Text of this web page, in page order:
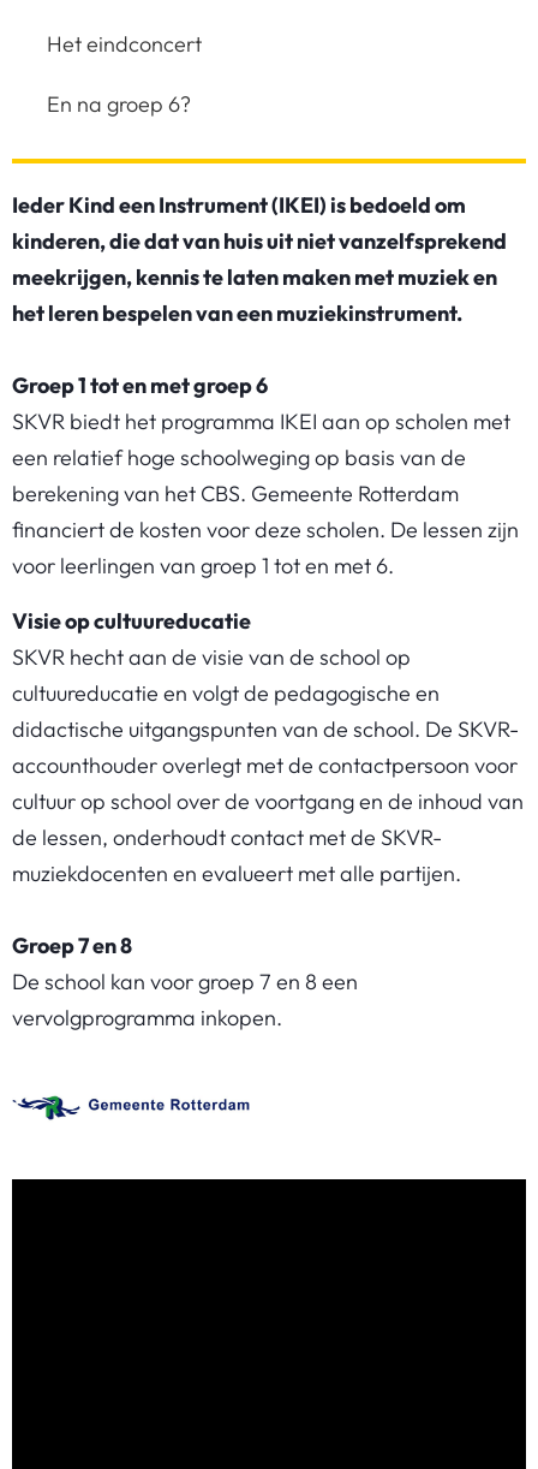
Het eindconcert
En na groep 6?
Ieder Kind een Instrument (IKEI) is bedoeld om
kinderen, die dat van huis uit niet vanzelfsprekend
meekrijgen, kennis te laten maken met muziek en
het leren bespelen van een muziekinstrument.
Groep 1 tot en met groep 6
SKVR biedt het programma IKEI aan op scholen met
een relatief hoge schoolweging op basis van de
berekening van het CBS. Gemeente Rotterdam
financiert de kosten voor deze scholen. De lessen zijn
voor leerlingen van groep 1 tot en met 6.
Visie op cultuureducatie
SKVR hecht aan de visie van de school op
cultuureducatie en volgt de pedagogische en
didactische uitgangspunten van de school. De SKVR-
accounthouder overlegt met de contactpersoon voor
cultuur op school over de voortgang en de inhoud van
de lessen, onderhoudt contact met de SKVR-
muziekdocenten en evalueert met alle partijen.
Groep 7 en 8
De school kan voor groep 7 en 8 een
vervolgprogramma inkopen.